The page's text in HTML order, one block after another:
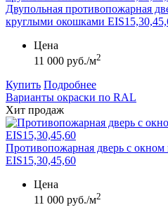
Двупольная противопожарная
круглыми окошками
Цена
11 000 руб./м2
Купить Подробнее
Варианты окраски по RAL
Хит продаж
Противопожарная дверь с окном
EIS15,30,45,60
Цена
11 000 руб./м2